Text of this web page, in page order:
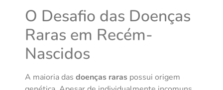
O Desafio das Doenças
Raras em Recém-
Nascidos
A maioria das doenças raras possui origem